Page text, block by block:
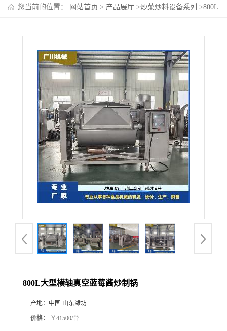
您当前的位置： 网站首页 > 产品展厅 >炒菜炒料设备系列 >800L
800L大型横轴真空蓝莓酱炒制锅
产地： 中国 山东潍坊
价格： ￥41500/台